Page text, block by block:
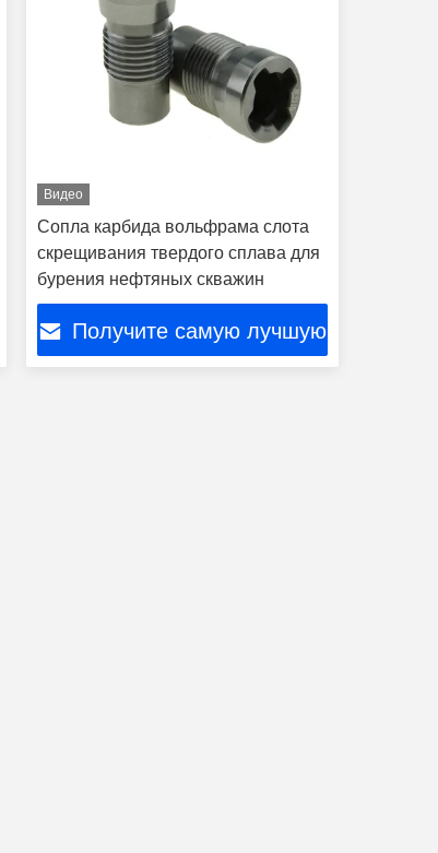
Видео
Сопла карбида вольфрама слота
скрещивания твердого сплава для
бурения нефтяных скважин
Получите самую лучшую